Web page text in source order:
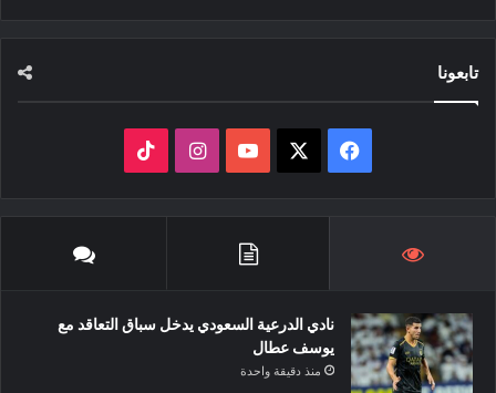
تابعونا
فيسبوك ‫YouTubeانستقرام
نادي الدرعية السعودي يدخل سباق التعاقد مع
يوسف عطال
منذ دقيقة واحدة